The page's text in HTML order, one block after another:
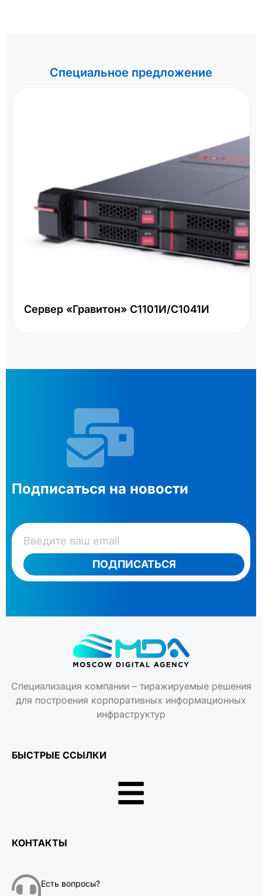
Специальное предложение
Сервер «Гравитон» С1101И/С1041И
Подписаться на новости
ПОДПИСАТЬСЯ
Специализация компании – тиражируемые решения
для построения корпоративных информационных
инфраструктур
БЫСТРЫЕ ССЫЛКИ
КОНТАКТЫ
Есть вопросы?